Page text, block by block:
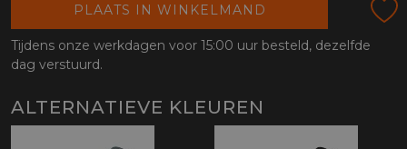
PLAATS IN WINKELMAND
Tijdens onze werkdagen voor 15:00 uur besteld, dezelfde
dag verstuurd.
ALTERNATIEVE KLEUREN